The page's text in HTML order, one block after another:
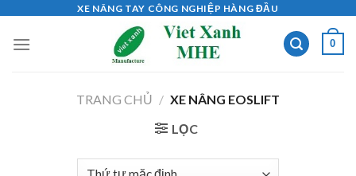
content
XE NÂNG TAY CÔNG NGHIỆP HÀNG ĐẦU
0
TRANG CHỦ / XE NÂNG EOSLIFT
LỌC